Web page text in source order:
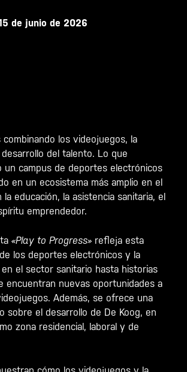
15 de junio de 2026
los videojuegos, la
del talento. Lo que
un campus de deportes electrónicos
en un ecosistema más amplio en el
educación, la asistencia sanitaria, el
emprendedor.
«Play to Progress» refleja esta
los deportes electrónicos y la
el sector sanitario hasta historias
encuentran nuevas oportunidades a
Además, se ofrece una
sobre el desarrollo de De Koog, en
zona residencial, laboral y de